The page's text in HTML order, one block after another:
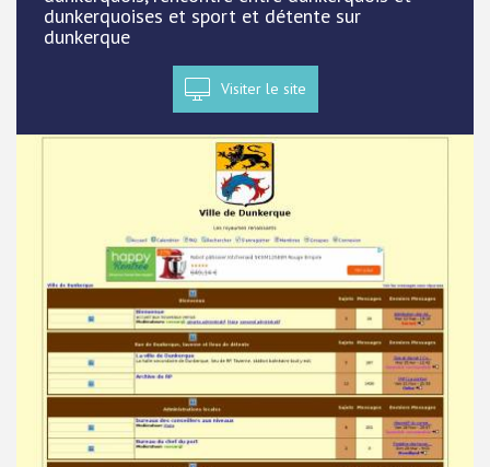
dunkerquoises et sport et détente sur
dunkerque
Visiter le site